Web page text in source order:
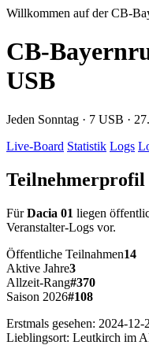
Willkommen auf der CB-
CB-
USB
Jeden Sonntag · 7 USB ·
Live-Board Statistik Logs
Teilnehmerprofil
FürDacia 01 liegen
Veranstalter-Logs vor.
Öffentliche Teilnahmen14
Aktive Jahre3
Allzeit-Rang#370
Saison 2026#108
Erstmals gesehen: 2024-
Lieblingsort: Leutkirch im